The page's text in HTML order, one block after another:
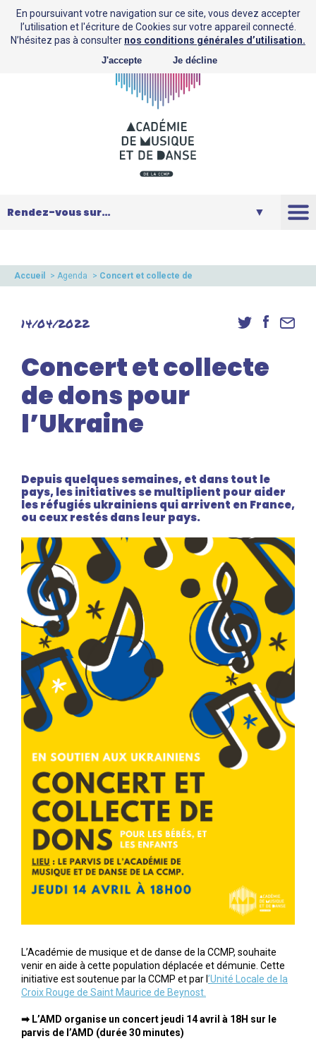
Saison
Danse
Accès élèves et familles
Accueil > Agenda > Concert et collecte de
14/04/2022
Concert et collecte
de dons pour
l’Ukraine
Depuis quelques semaines, et dans tout le
pays, les initiatives se multiplient pour aider
les réfugiés ukrainiens qui arrivent en France,
ou ceux restés dans leur pays.
L’Académie de musique et de danse de la CCMP, souhaite
venir en aide à cette population déplacée et démunie. Cette
initiative est soutenue par la CCMP et par l ’Unité Locale de la
Croix Rouge de Saint Maurice de Beynost.
➡ L’AMD organise un concert jeudi 14 avril à 18H sur le
parvis de l’AMD (durée 30 minutes)
En poursuivant votre navigation sur ce site, vous devez accepter
l’utilisation et l'écriture de Cookies sur votre appareil connecté.
N’hésitez pas à consulter nos conditions générales d’utilisation.
J'accepte Je décline